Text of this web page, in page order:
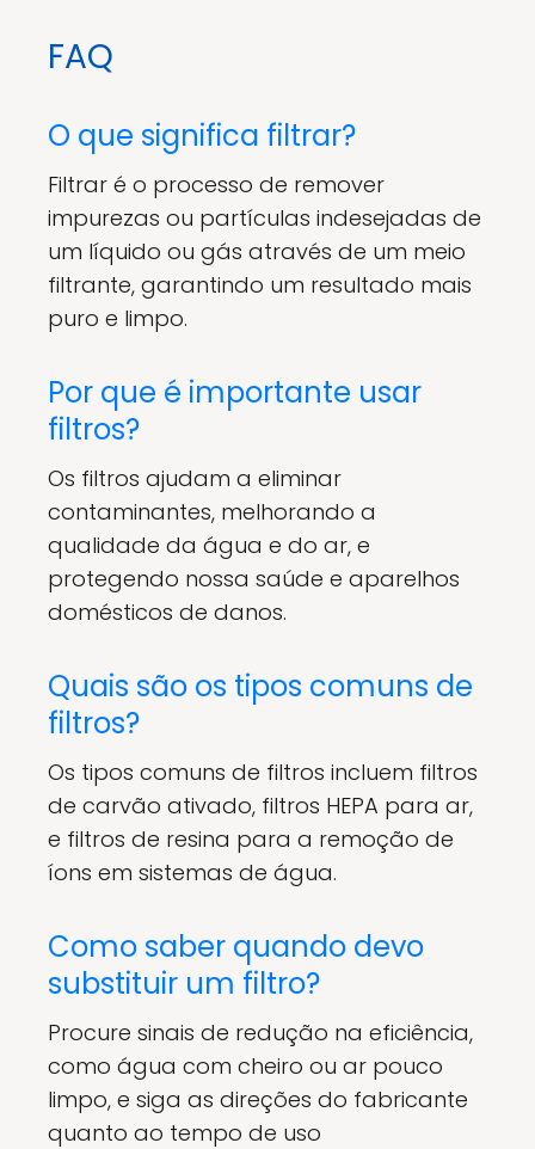
FAQ
O que significa filtrar?
Filtrar é o processo de remover
impurezas ou partículas indesejadas de
um líquido ou gás através de um meio
filtrante, garantindo um resultado mais
puro e limpo.
Por que é importante usar
filtros?
Os filtros ajudam a eliminar
contaminantes, melhorando a
qualidade da água e do ar, e
protegendo nossa saúde e aparelhos
domésticos de danos.
Quais são os tipos comuns de
filtros?
Os tipos comuns de filtros incluem filtros
de carvão ativado, filtros HEPA para ar,
e filtros de resina para a remoção de
íons em sistemas de água.
Como saber quando devo
substituir um filtro?
Procure sinais de redução na eficiência,
como água com cheiro ou ar pouco
limpo, e siga as direções do fabricante
quanto ao tempo de uso